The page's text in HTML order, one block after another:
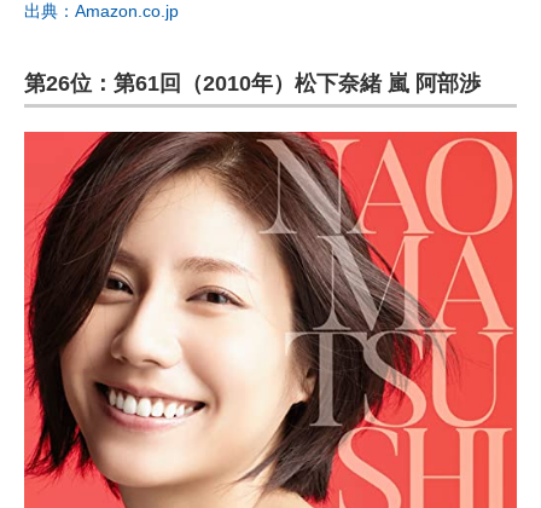
出典：Amazon.co.jp
第26位：第61回（2010年）松下奈緒 嵐 阿部渉